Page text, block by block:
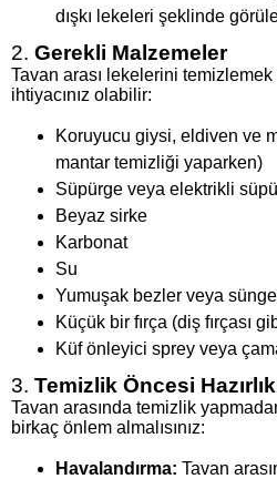
dışkı lekeleri şeklinde
2. Gerekli Malzemeler
Tavan arası lekelerini
ihtiyacınız olabilir:
Koruyucu giysi, eldiven ve
mantar temizliği yaparken)
Süpürge veya elektrikli
Beyaz sirke
Karbonat
Su
Yumuşak bezler veya
Küçük bir fırça (diş fırçası
Küf önleyici sprey veya
3. Temizlik Öncesi
Tavan arasında temizlik
birkaç önlem almalısınız:
Havalandırma: Tavan